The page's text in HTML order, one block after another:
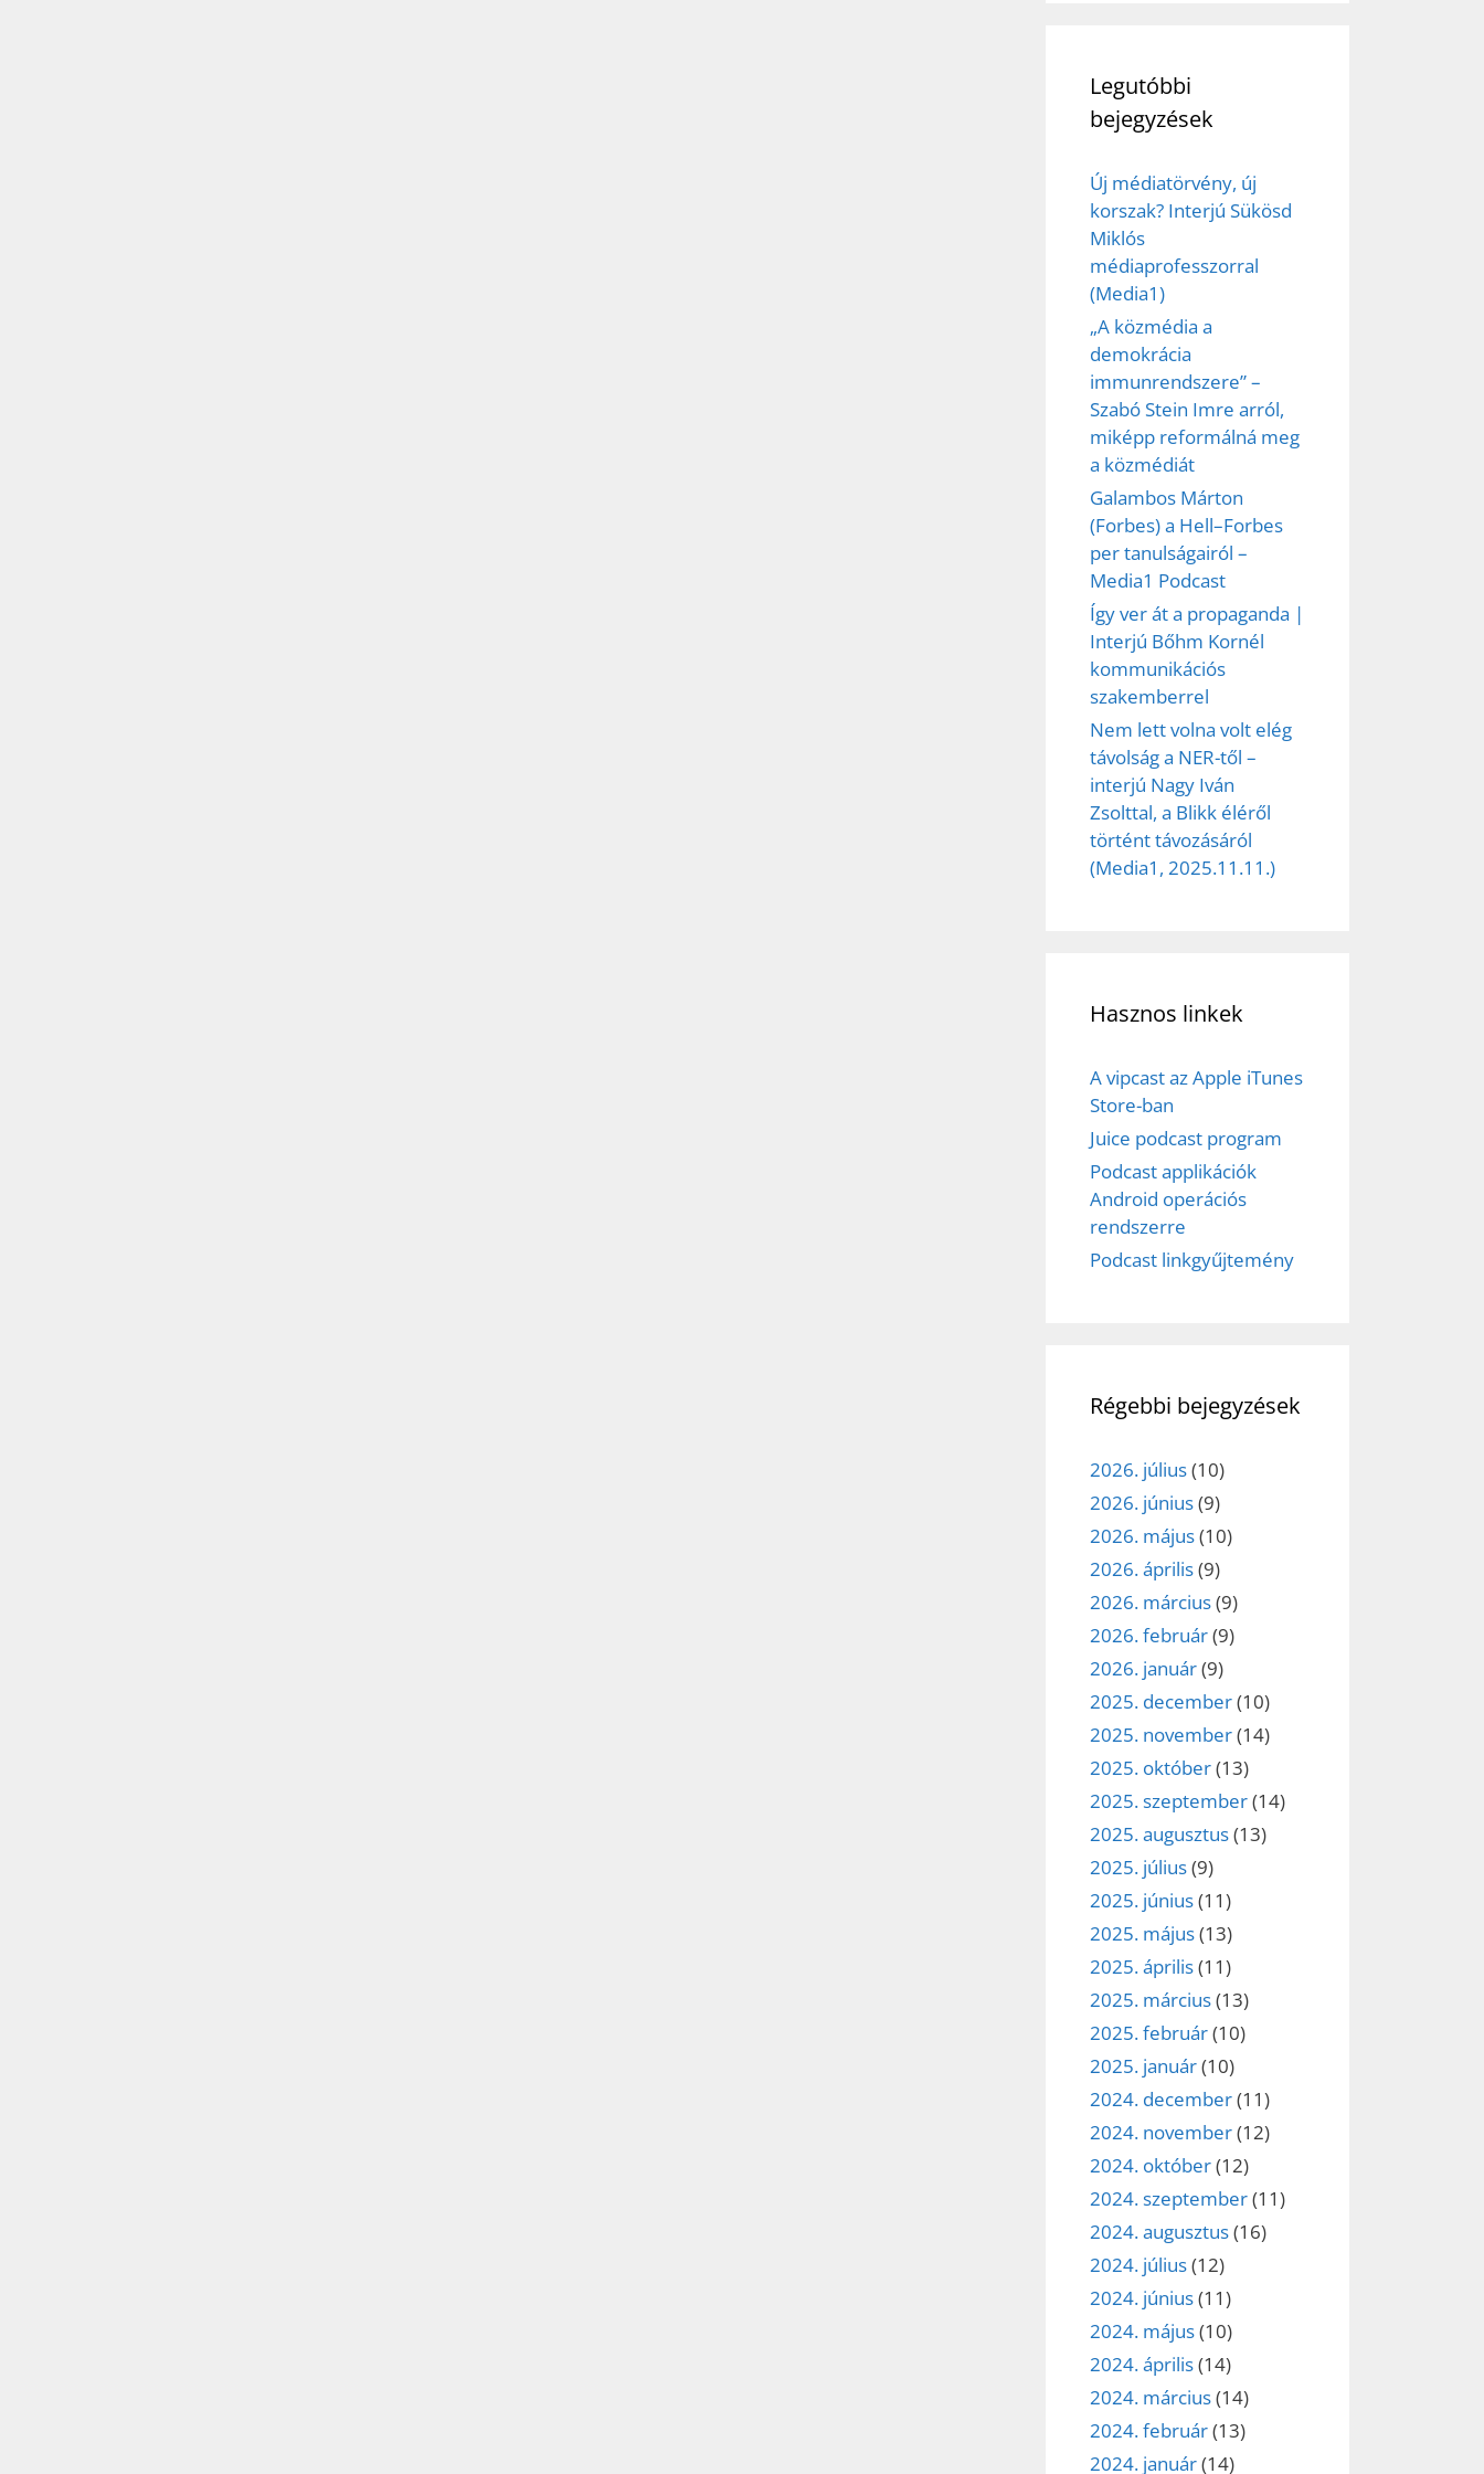
Legutóbbi
bejegyzések
Új médiatörvény, új
korszak? Interjú Sükösd
Miklós
médiaprofesszorral
(Media1)
„A közmédia a
demokrácia
immunrendszere” –
Szabó Stein Imre arról,
miképp reformálná meg
a közmédiát
Galambos Márton
(Forbes) a Hell–Forbes
per tanulságairól –
Media1 Podcast
Így ver át a propaganda |
Interjú Bőhm Kornél
kommunikációs
szakemberrel
Nem lett volna volt elég
távolság a NER-től –
interjú Nagy Iván
Zsolttal, a Blikk éléről
történt távozásáról
(Media1, 2025.11.11.)
Hasznos linkek
A vipcast az Apple iTunes
Store-ban
Juice podcast program
Podcast applikációk
Android operációs
rendszerre
Podcast linkgyűjtemény
Régebbi bejegyzések
2026. július(10)
2026. június(9)
2026. május(10)
2026. április(9)
2026. március(9)
2026. február(9)
2026. január(9)
2025. december(10)
2025. november(14)
2025. október(13)
2025. szeptember(14)
2025. augusztus(13)
2025. július(9)
2025. június(11)
2025. május(13)
2025. április(11)
2025. március(13)
2025. február(10)
2025. január(10)
2024. december(11)
2024. november(12)
2024. október(12)
2024. szeptember(11)
2024. augusztus(16)
2024. július(12)
2024. június(11)
2024. május(10)
2024. április(14)
2024. március(14)
2024. február(13)
2024. január(14)